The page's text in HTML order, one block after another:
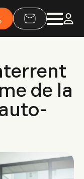
de la